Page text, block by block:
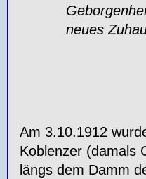
Geborgenheit
neues Zuhause
Am 3.10.1912
Koblenzer (damals
längs dem Damm